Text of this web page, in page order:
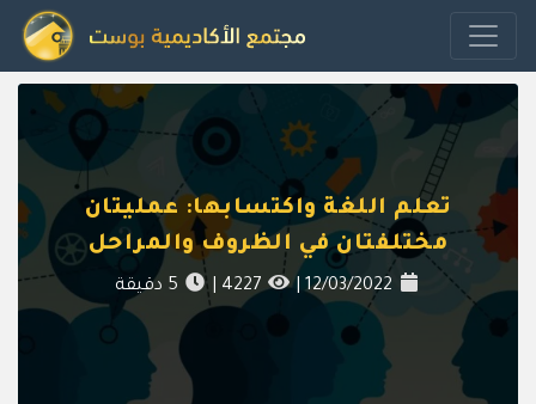
تعلم اللغة واكتسابها: عمليتان
مختلفتان في الظروف والمراحل
12/03/2022
|
4227
|
5 دقيقة